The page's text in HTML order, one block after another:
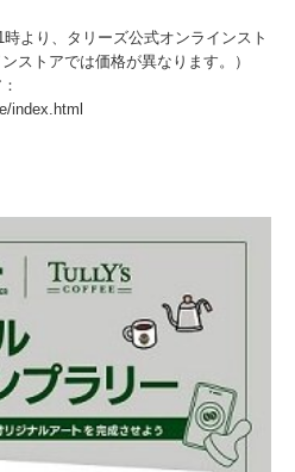
より、タリーズ公式オンラインスト
ストアでは価格が異なります。）
：
index.html